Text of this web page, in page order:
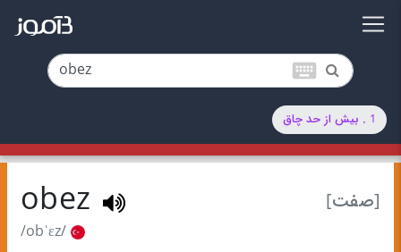
keyboard
1 . بیش از حد چاق
[صفت] obez
/obˈɛz/